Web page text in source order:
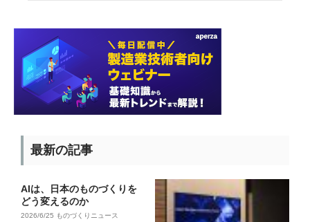
最新の記事
AIは、日本のものづくりを
どう変えるのか
2026/6/25 ものづくりニュース